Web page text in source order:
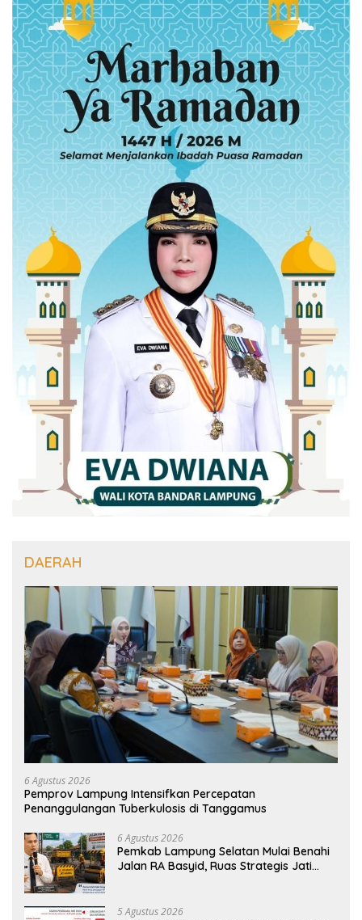
DAERAH
6 Agustus 2026
Pemprov Lampung Intensifkan Percepatan
Penanggulangan Tuberkulosis di Tanggamus
6 Agustus 2026
Pemkab Lampung Selatan Mulai Benahi
Jalan RA Basyid, Ruas Strategis Jati
5 Agustus 2026